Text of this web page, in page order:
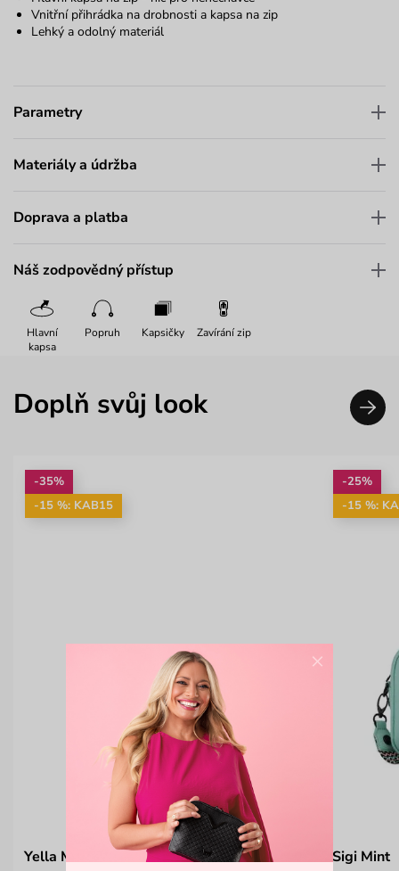
Vnitřní přihrádka na drobnosti a kapsa na zip
Lehký a odolný materiál
Parametry
Materiály a údržba
Doprava a platba
Náš zodpovědný přístup
Hlavní
kapsa
Popruh Kapsičky Zavírání zip
Doplň svůj look
-35%
-15 %: KAB15
Yella Mint
-25%
-15 %:
Sigi Mint
×